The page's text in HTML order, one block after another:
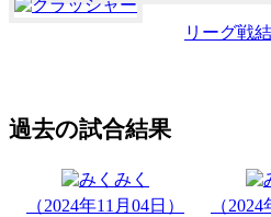
リーグ戦
過去の試合結果
（2024年11月04日） （